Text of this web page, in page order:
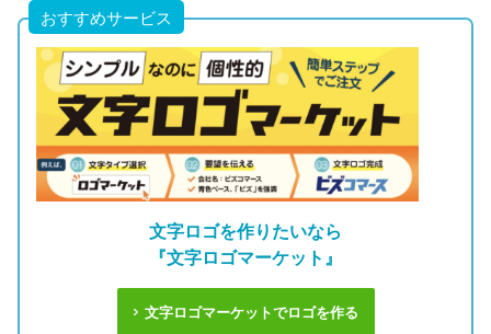
おすすめサービス
文字ロゴを作りたいなら
『文字ロゴマーケット』
文字ロゴマーケットでロゴを作る